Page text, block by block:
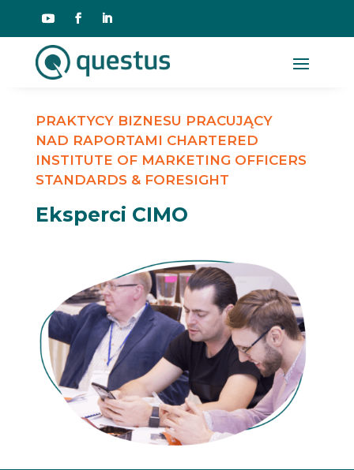
PRAKTYCY BIZNESU PRACUJĄCY
NAD RAPORTAMI CHARTERED
INSTITUTE OF MARKETING OFFICERS
STANDARDS & FORESIGHT
Eksperci CIMO